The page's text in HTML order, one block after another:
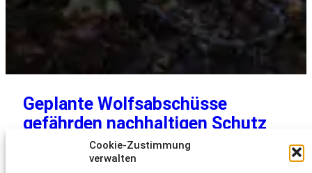
Cookie-Zustimmung
verwalten
Geplante Wolfsabschüsse
gefährden nachhaltigen Schutz
von Nutztieren und
Rudelstrukturen